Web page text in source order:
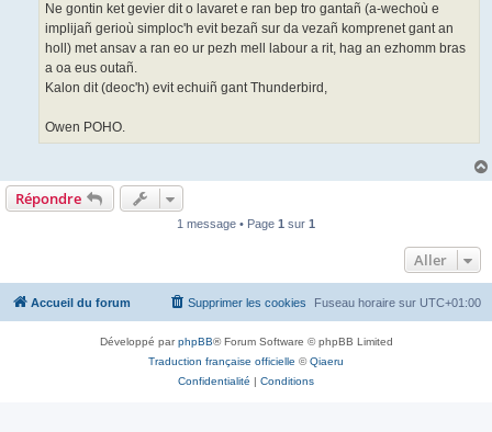
Ne gontin ket gevier dit o lavaret e ran bep tro gantañ (a-wechoù e
implijañ gerioù simploc'h evit bezañ sur da vezañ komprenet gant an
holl) met ansav a ran eo ur pezh mell labour a rit, hag an ezhomm bras
a oa eus outañ.
Kalon dit (deoc'h) evit echuiñ gant Thunderbird,
Owen POHO.
Répondre
1 message • Page 1 sur 1
Aller
Accueil du forum Fuseau horaire sur UTC+01:00
Supprimer les cookies
Développé parphpBB® Forum Software © phpBB Limited
Traduction française officielle ©Qiaeru
Confidentialité | Conditions